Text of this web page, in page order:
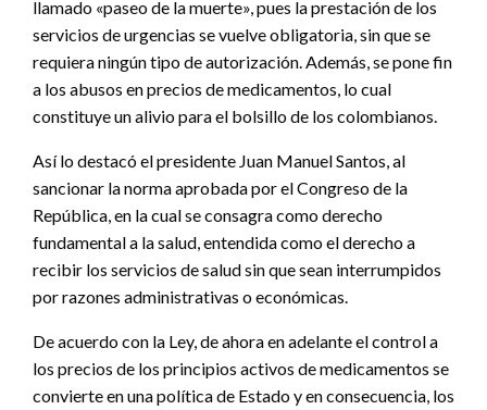
llamado «paseo de la muerte», pues la prestación de los
servicios de urgencias se vuelve obligatoria, sin que se
requiera ningún tipo de autorización. Además, se pone fin
a los abusos en precios de medicamentos, lo cual
constituye un alivio para el bolsillo de los colombianos.
Así lo destacó el presidente Juan Manuel Santos, al
sancionar la norma aprobada por el Congreso de la
República, en la cual se consagra como derecho
fundamental a la salud, entendida como el derecho a
recibir los servicios de salud sin que sean interrumpidos
por razones administrativas o económicas.
De acuerdo con la Ley, de ahora en adelante el control a
los precios de los principios activos de medicamentos se
convierte en una política de Estado y en consecuencia, los